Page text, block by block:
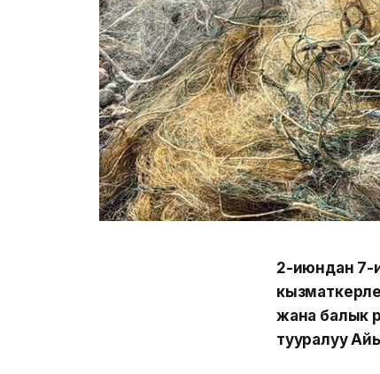
2-июндан 7-
жана балык
тууралуу